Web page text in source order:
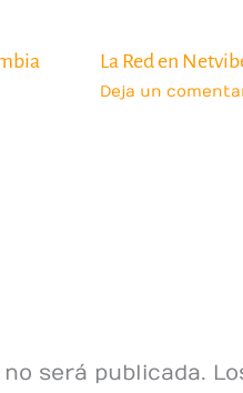
La Red en
Deja un
será publicada.